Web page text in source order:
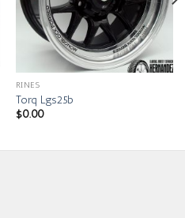
RINES
Torq Lgs25b
$0.00